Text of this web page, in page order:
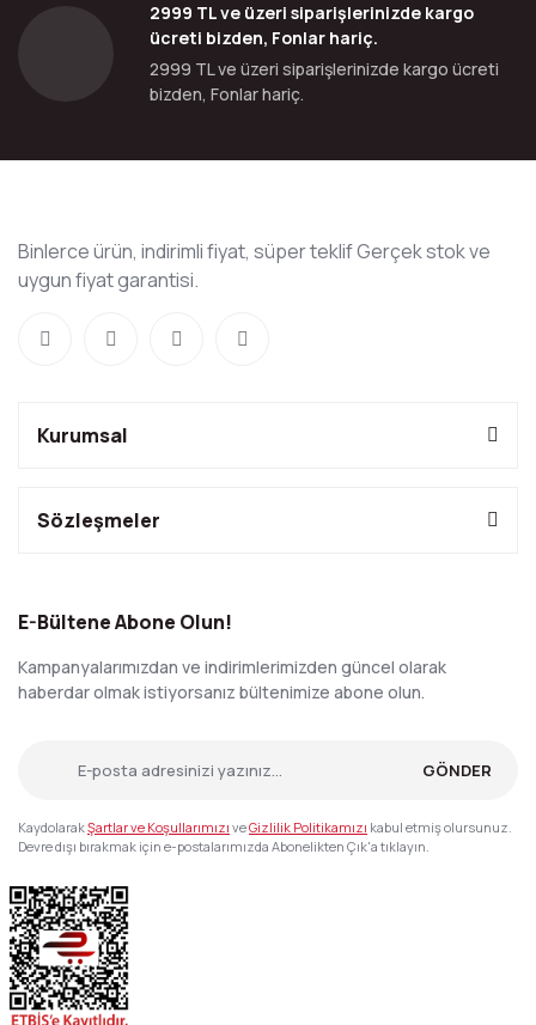
2999 TL ve üzeri siparişlerinizde kargo
ücreti bizden, Fonlar hariç.
2999 TL ve üzeri siparişlerinizde kargo ücreti
bizden, Fonlar hariç.
Binlerce ürün, indirimli fiyat, süper teklif Gerçek stok ve
uygun fiyat garantisi.
Kurumsal
Sözleşmeler
E-Bültene Abone Olun!
Kampanyalarımızdan ve indirimlerimizden güncel olarak
haberdar olmak istiyorsanız bültenimize abone olun.
GÖNDER
KaydolarakŞartlar ve Koşullarımızı veGizlilik Politikamızı kabul etmiş olursunuz.
Devre dışı bırakmak için e-postalarımızda Abonelikten Çık'a tıklayın.